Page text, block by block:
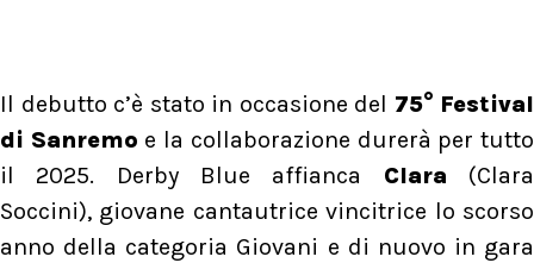
Il debutto c’è stato in occasione del 75° Festival
di Sanremo e la collaborazione durerà per tutto
il 2025. Derby Blue affianca Clara (Clara
Soccini), giovane cantautrice vincitrice lo scorso
anno della categoria Giovani e di nuovo in gara